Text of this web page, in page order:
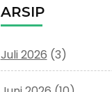
ARSIP
Juli 2026 (3)